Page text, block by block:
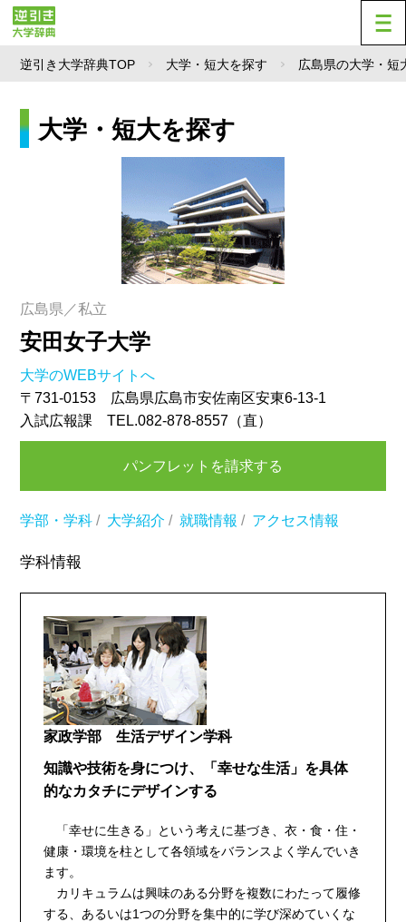
逆引き大学辞典TOP 大学・短大を探す 広島県の大学・短
大学・短大を探す
広島県／私立
安田女子大学
大学のWEBサイトへ
〒731-0153 広島県広島市安佐南区安東6-13-1
入試広報課 TEL.082-878-8557（直）
パンフレットを請求する
学部・学科 / 大学紹介 / 就職情報 / アクセス情報
学科情報
家政学部 生活デザイン学科
知識や技術を身につけ、「幸せな生活」を具体
的なカタチにデザインする
「幸せに生きる」という考えに基づき、衣・食・住・
健康・環境を柱として各領域をバランスよく学んでいき
ます。
カリキュラムは興味のある分野を複数にわたって履修
する、あるいは1つの分野を集中的に学び深めていくな